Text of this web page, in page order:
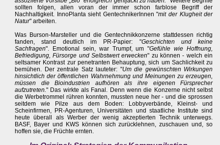
sollten folgen, allen voran der immer schon farblose Begriff der
Nachhaltigkeit. InnoPlanta sieht GentechnikerInnen "mit der Klugheit der
Natur" arbeiten.
Was Burson-Marsteller und die Gentechnikkonzerne stattdessen richtig
fanden, stand deutlich im PR-Papier: "Geschichten und keine
Sachfragen". Emotional sein, war Trumpf, um "Gefühle wie Hoffnung,
Befriedigung, Fürsorge und Selbstwert erwecken" zu können - welch ein
seltsamer Kontrast zur penetranten Behauptung, sich um Sachlichkeit zu
bemühen. Der zentrale Satz lauteter: "Um die gewünschten Wirkungen
hinsichtlich der öffentlichen Wahrnehmung und Meinungen zu erzeugen,
müssen die Bioindustrien aufhören als ihre eigenen Fürsprecher
aufzutreten. " Das wirkte als Fanal. Denn wenn die Konzerne nicht selbst
die Werbetrommel rühren konnten, mussten neue her - und die sprossen
seitdem wie Pilze aus dem Boden: Lobbyverbände, Kleinst- und
Scheinfirmen, PR-Agenturen, Universitäten und staatliche Institute sind
heute überall als Werber der wenig akzeptierten Technik unterwegs.
BASF, Bayer und KWS können sich zurücklehnen, zuschauen und, so
hoffen sie, die Früchte ernten.